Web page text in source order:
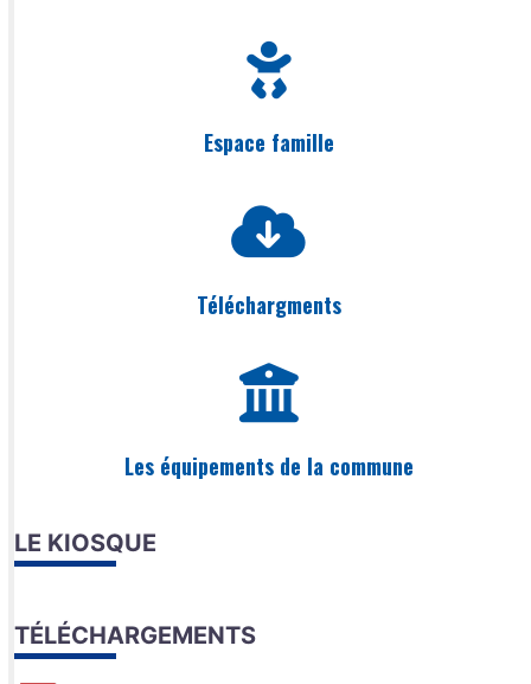
Espace famille
Téléchargments
Les équipements de la commune
LE KIOSQUE
TÉLÉCHARGEMENTS